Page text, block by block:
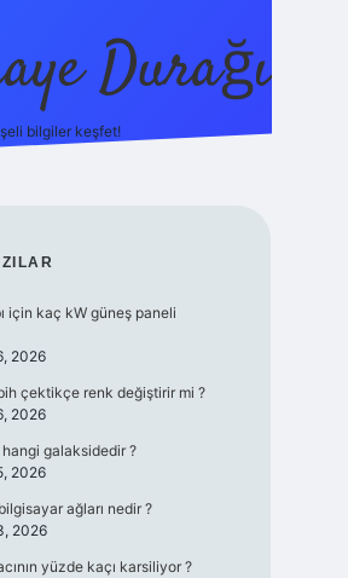
Durağı
bilgiler keşfet!
için kaç kW güneş paneli
2026
çektikçe renk değiştirir mi ?
2026
hangi galaksidedir ?
2026
ağları nedir ?
2026
yüzde kaçı karsiliyor ?